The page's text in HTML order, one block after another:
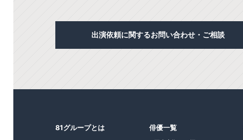
出演依頼に関するお問い合わせ・ご相談
81グループとは
俳優一覧